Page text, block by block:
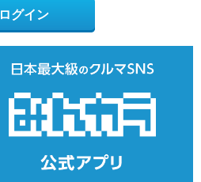
ログイン